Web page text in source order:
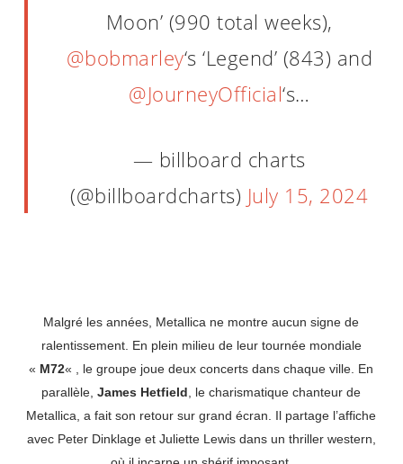
Moon’ (990 total weeks),
@bobmarley‘s ‘Legend’ (843) and
@JourneyOfficial‘s…
— billboard charts
(@billboardcharts) July 15, 2024
Malgré les années, Metallica ne montre aucun signe de
ralentissement. En plein milieu de leur tournée mondiale
« M72« , le groupe joue deux concerts dans chaque ville. En
parallèle,James Hetfield , le charismatique chanteur de
Metallica, a fait son retour sur grand écran. Il partage l’affiche
avec Peter Dinklage et Juliette Lewis dans un thriller western,